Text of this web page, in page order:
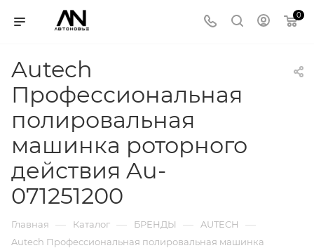
0
Autech
Профессиональная
полировальная
машинка роторного
действия Au-
071251200
Главная — Каталог — БРЕНДЫ — AUTECH —
Autech Профессиональная полировальная машинка